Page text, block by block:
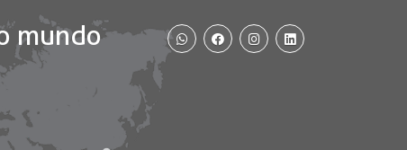
WhatsAppFacebookInstagram